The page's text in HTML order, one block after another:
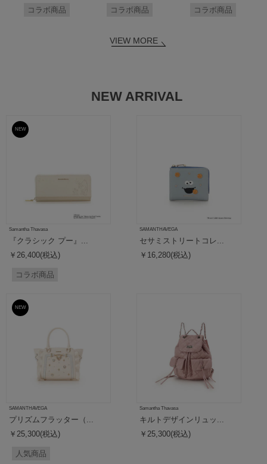
コラボ商品 コラボ商品 コラボ商品
VIEW MORE
NEW ARRIVAL
予約
NEW
Samantha Thavasa
『クラシック プー』...
￥26,400(税込)
コラボ商品
SAMANTHAVEGA
セサミストリートコレ...
￥16,280(税込)
NEW
SAMANTHAVEGA
プリズムフラッター（...
￥25,300(税込)
人気商品
Samantha Thavasa
キルトデザインリュッ...
￥25,300(税込)